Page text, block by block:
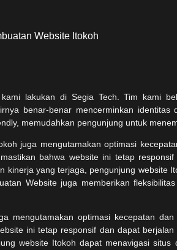
lakukan di Segia Tech. Tim kami
benar-benar mencerminkan identitas
memudahkan pengunjung untuk
mengutamakan optimasi kecepatan
ini tetap responsif dan dapat
website Itokoh dapat menavigasi situs